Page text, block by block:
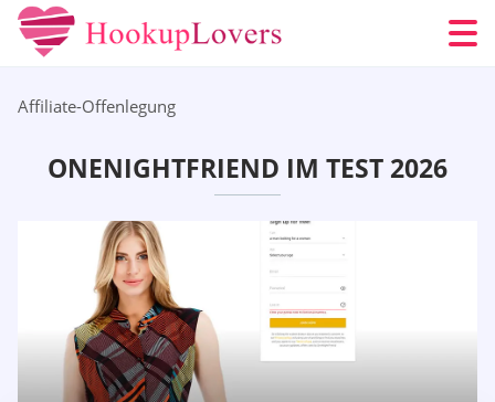
Affiliate-Offenlegung
ONENIGHTFRIEND IM TEST 2026